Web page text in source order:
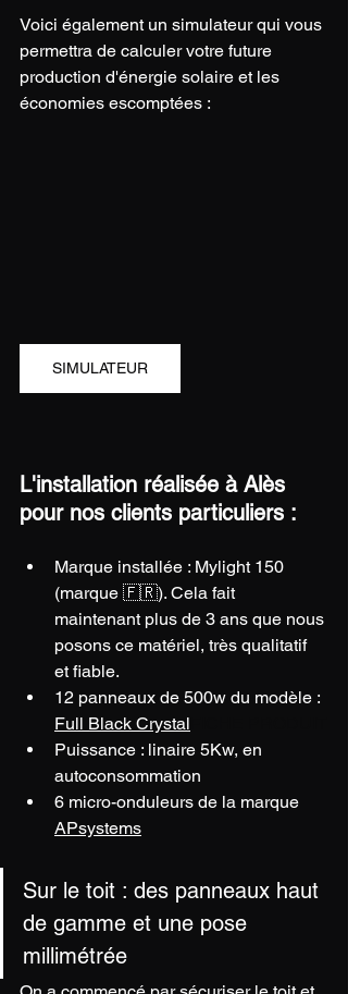
Voici également un simulateur qui vous
permettra de calculer votre future
production d'énergie solaire et les
économies escomptées :
SIMULATEUR
L'installation réalisée à Alès
pour nos clients particuliers :
Marque installée : Mylight 150
(marque 🇫🇷). Cela fait
maintenant plus de 3 ans que nous
posons ce matériel, très qualitatif
et fiable.
12 panneaux de 500w du modèle :
Full Black Crystal
Puissance : linaire 5Kw, en
autoconsommation
6 micro-onduleurs de la marque
APsystems
Sur le toit : des panneaux haut
de gamme et une pose
millimétrée